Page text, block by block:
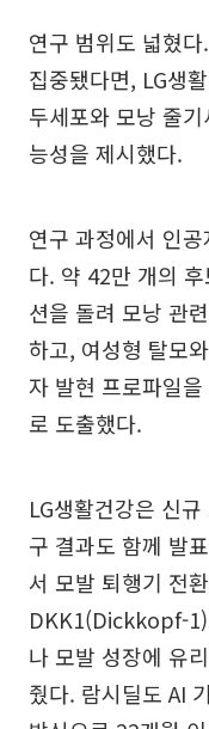
연구 범위도 넓혔
집중됐다면, LG생
두세포와 모낭 줄
능성을 제시했다.
연구 과정에서 인
다. 약 42만 개의
션을 돌려 모낭 관
하고, 여성형 탈모
자 발현 프로파일
로 도출했다.
LG생활건강은 신
구 결과도 함께 발
서 모발 퇴행기 전
DKK1(Dickkopf-1)
나 모발 성장에 유
줬다. 람시딜도 AI